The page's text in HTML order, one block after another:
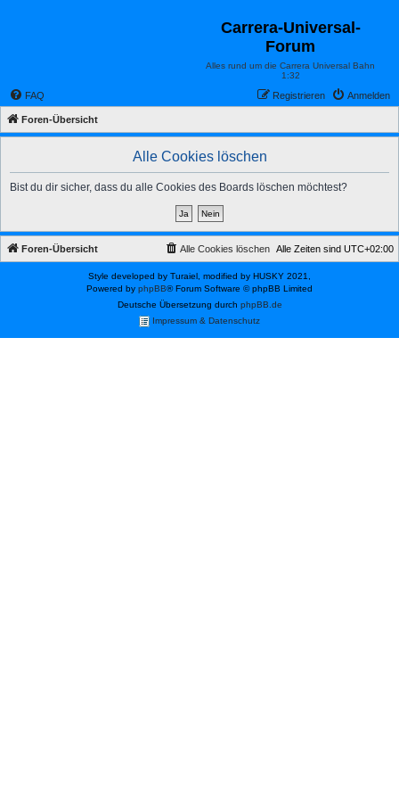
Carrera-Universal-
Forum
Alles rund um die Carrera Universal Bahn
1:32
FAQ Anmelden
Registrieren
Foren-Übersicht
Alle Cookies löschen
Bist du dir sicher, dass du alle Cookies des Boards löschen möchtest?
Foren-Übersicht Alle Zeiten sind UTC+02:00
Alle Cookies löschen
Style developed by Turaiel, modified by HUSKY 2021,
Powered by phpBB® Forum Software © phpBB Limited
Deutsche Übersetzung durch phpBB.de
Impressum & Datenschutz